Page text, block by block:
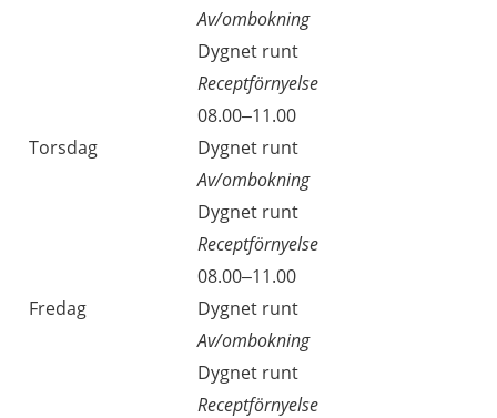
Av/ombokning
Dygnet runt
Receptförnyelse
08.00–11.00
Torsdag
Dygnet runt
Av/ombokning
Dygnet runt
Receptförnyelse
08.00–11.00
Fredag
Dygnet runt
Av/ombokning
Dygnet runt
Receptförnyelse